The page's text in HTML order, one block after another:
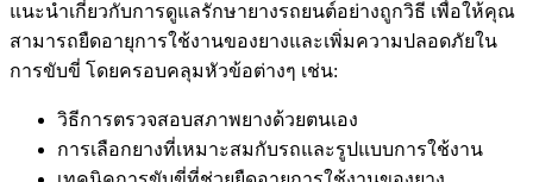
แนะนำเกี่ยวกับการดูแลรักษายางรถยนต์อย่างถูกวิธี เพื่อให้คุณ
สามารถยืดอายุการใช้งานของยางและเพิ่มความปลอดภัยใน
การขับขี่ โดยครอบคลุมหัวข้อต่างๆ เช่น:
วิธีการตรวจสอบสภาพยางด้วยตนเอง
การเลือกยางที่เหมาะสมกับรถและรูปแบบการใช้งาน